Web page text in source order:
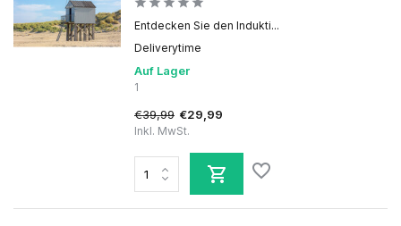
Entdecken Sie den Indukti...
Deliverytime
Auf Lager
1
€39,99 €29,99
Inkl. MwSt.